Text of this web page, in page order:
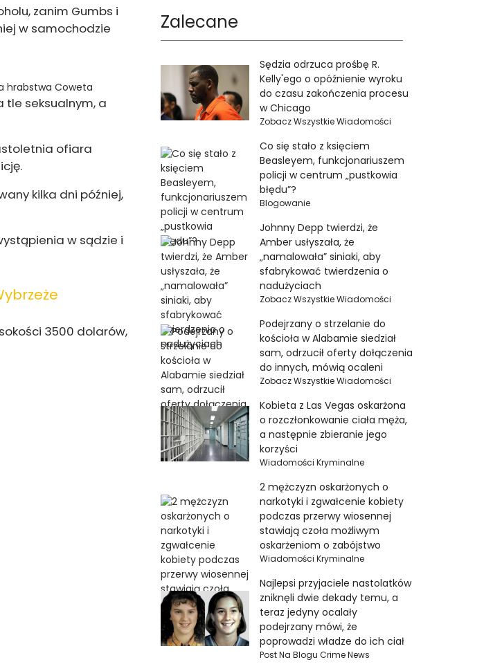
zanim Gumbs i
w samochodzie
hrabstwa Coweta
tle seksualnym, a
ofiara
kilka dni później,
w sądzie i
3500 dolarów,
Zalecane
Sędzia odrzuca prośbę R.
Kelly'ego o opóźnienie wyroku
do czasu zakończenia procesu
w Chicago
Zobacz Wszystkie Wiadomości
Co się stało z księciem
Beasleyem, funkcjonariuszem
policji w centrum „pustkowia
błędu”?
Blogowanie
Johnny Depp twierdzi, że
Amber usłyszała, że ​​
„namalowała” siniaki, aby
sfabrykować twierdzenia o
nadużyciach
Zobacz Wszystkie Wiadomości
Podejrzany o strzelanie do
kościoła w Alabamie siedział
sam, odrzucił oferty dołączenia
do innych, mówią ocaleni
Zobacz Wszystkie Wiadomości
Kobieta z Las Vegas oskarżona
o rozczłonkowanie ciała męża,
a następnie zbieranie jego
korzyści
Wiadomości Kryminalne
2 mężczyzn oskarżonych o
narkotyki i zgwałcenie kobiety
podczas przerwy wiosennej
stawiają czoła możliwym
oskarżeniom o zabójstwo
Wiadomości Kryminalne
Najlepsi przyjaciele nastolatków
zniknęli dwie dekady temu, a
teraz jedyny ocalały
podejrzany mówi, że
poprowadzi władze do ich ciał
Post Na Blogu Crime News